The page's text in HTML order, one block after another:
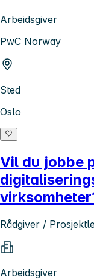
Arbeidsgiver
PwC Norway
Sted
Oslo
Vil du jobbe
Rådgiver /
Arbeidsgiver